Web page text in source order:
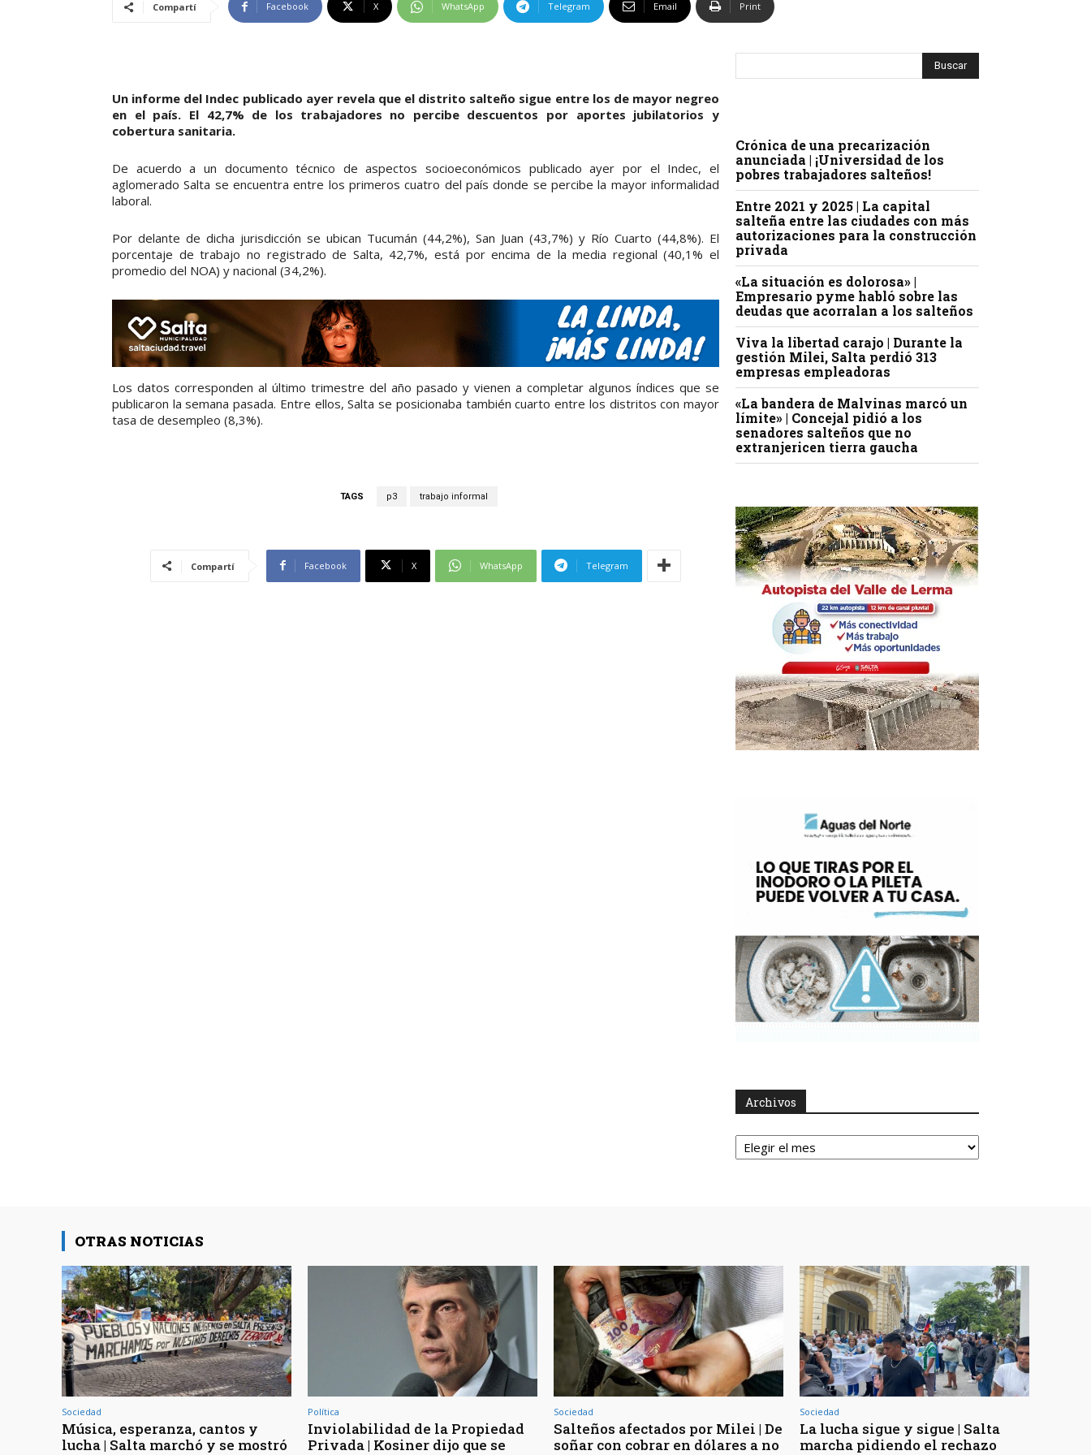
Compartí Facebook X WhatsApp Telegram Email Print
Un informe del Indec publicado ayer revela que el distrito salteño sigue entre los de mayor negreo
en el país. El 42,7% de los trabajadores no percibe descuentos por aportes jubilatorios y
cobertura sanitaria.
De acuerdo a un documento técnico de aspectos socioeconómicos publicado ayer por el Indec, el
aglomerado Salta se encuentra entre los primeros cuatro del país donde se percibe la mayor informalidad
laboral.
Por delante de dicha jurisdicción se ubican Tucumán (44,2%), San Juan (43,7%) y Río Cuarto (44,8%). El
porcentaje de trabajo no registrado de Salta, 42,7%, está por encima de la media regional (40,1% el
promedio del NOA) y nacional (34,2%).
Los datos corresponden al último trimestre del año pasado y vienen a completar algunos índices que se
publicaron la semana pasada. Entre ellos, Salta se posicionaba también cuarto entre los distritos con mayor
tasa de desempleo (8,3%).
TAGS p3 trabajo informal
Compartí Facebook X WhatsApp Telegram
Crónica de una precarización
anunciada | ¡Universidad de los
pobres trabajadores salteños!
Entre 2021 y 2025 | La capital
salteña entre las ciudades con más
autorizaciones para la construcción
privada
«La situación es dolorosa» |
Empresario pyme habló sobre las
deudas que acorralan a los salteños
Viva la libertad carajo | Durante la
gestión Milei, Salta perdió 313
empresas empleadoras
«La bandera de Malvinas marcó un
límite» | Concejal pidió a los
senadores salteños que no
extranjericen tierra gaucha
Archivos
Archivos
OTRAS NOTICIAS
Sociedad
Música, esperanza, cantos y
lucha | Salta marchó y se mostró
Política
Inviolabilidad de la Propiedad
Privada | Kosiner dijo que se
Sociedad
Salteños afectados por Milei | De
soñar con cobrar en dólares a no
Sociedad
La lucha sigue y sigue | Salta
marcha pidiendo el rechazo